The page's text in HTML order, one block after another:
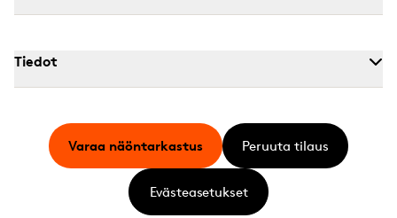
Tiedot
Varaa näöntarkastus Peruuta tilaus
Evästeasetukset